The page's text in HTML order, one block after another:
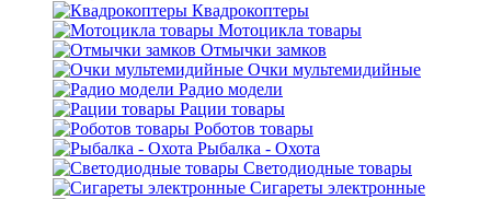
Квадрокоптеры
Мотоцикла товары
Отмычки замков
Очки мультемидийные
Радио модели
Рации товары
Роботов товары
Рыбалка - Охота
Светодиодные товары
Сигареты электронные